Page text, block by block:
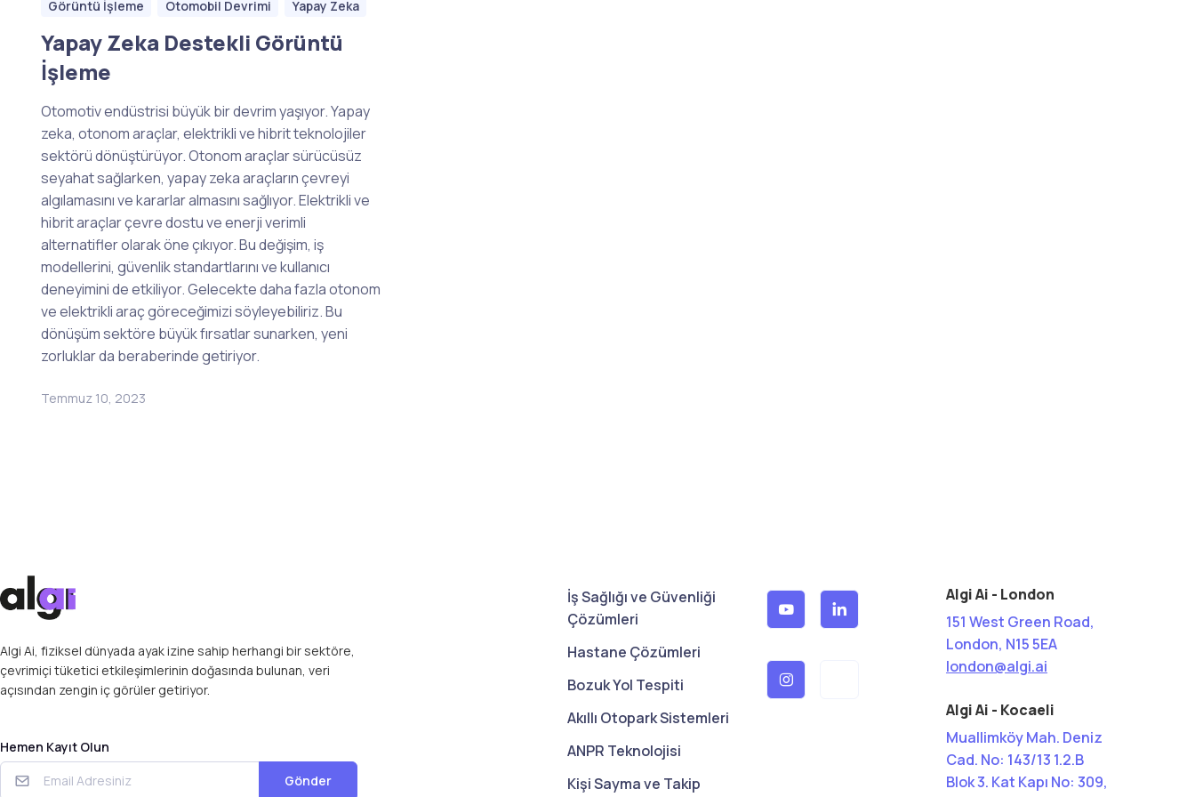
Görüntü İşleme Otomobil Devrimi Yapay Zeka
Yapay Zeka Destekli Görüntü
İşleme
Otomotiv endüstrisi büyük bir devrim yaşıyor. Yapay
zeka, otonom araçlar, elektrikli ve hibrit teknolojiler
sektörü dönüştürüyor. Otonom araçlar sürücüsüz
seyahat sağlarken, yapay zeka araçların çevreyi
algılamasını ve kararlar almasını sağlıyor. Elektrikli ve
hibrit araçlar çevre dostu ve enerji verimli
alternatifler olarak öne çıkıyor. Bu değişim, iş
modellerini, güvenlik standartlarını ve kullanıcı
deneyimini de etkiliyor. Gelecekte daha fazla otonom
ve elektrikli araç göreceğimizi söyleyebiliriz. Bu
dönüşüm sektöre büyük fırsatlar sunarken, yeni
zorluklar da beraberinde getiriyor.
Temmuz 10, 2023
Algi Ai, fiziksel dünyada ayak izine sahip herhangi bir sektöre,
çevrimiçi tüketici etkileşimlerinin doğasında bulunan, veri
açısından zengin iç görüler getiriyor.
Hemen Kayıt Olun
Gönder
İş Sağlığı ve Güvenliği
Çözümleri
Hastane Çözümleri
Bozuk Yol Tespiti
Akıllı Otopark Sistemleri
ANPR Teknolojisi
Kişi Sayma ve Takip
Algi Ai - London
151 West Green Road,
London, N15 5EA
london@algi.ai
Algi Ai - Kocaeli
Muallimköy Mah. Deniz
Cad. No: 143/13 1.2.B
Blok 3. Kat Kapı No: 309,